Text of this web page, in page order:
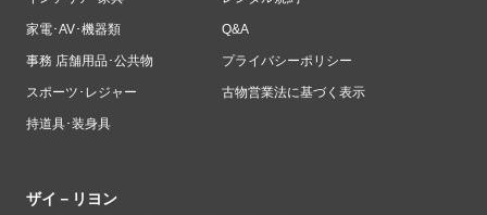
家電･AV･機器類
事務 店舗用品･公共物
スポーツ･レジャー
持道具･装身具
Q&A
プライバシーポリシー
古物営業法に基づく表示
ザイ－リヨン